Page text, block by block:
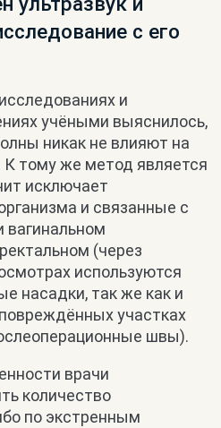
с его
и
учёными выяснилось,
никак не влияют на
К тому же метод является
исключает
и связанные с
вагинальном
(через
используются
насадки, так же как и
участках
швы).
врачи
количество
по экстренным